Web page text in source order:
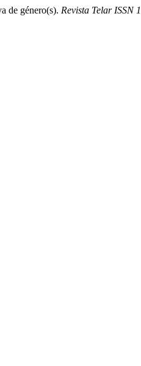
de género(s). Revista Telar ISSN